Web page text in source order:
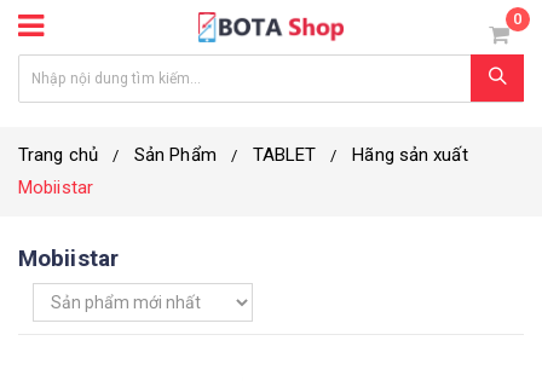
0
Trang chủ Sản Phẩm TABLET
Hãng sản xuất
Mobiistar
Mobiistar